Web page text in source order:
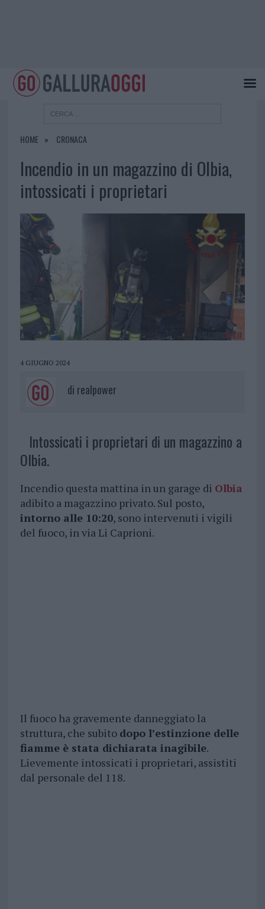
HOME CRONACA
Incendio in un magazzino di Olbia,
intossicati i proprietari
4 GIUGNO 2024
di realpower
Intossicati i proprietari di un magazzino a
Olbia.
Incendio questa mattina in un garage di Olbia
adibito a magazzino privato. Sul posto,
intorno alle 10:20, sono intervenuti i vigili
del fuoco, in via Li Caprioni.
Il fuoco ha gravemente danneggiato la
struttura, che subito dopo l’estinzione delle
fiamme è stata dichiarata inagibile.
Lievemente intossicati i proprietari, assistiti
dal personale del 118.